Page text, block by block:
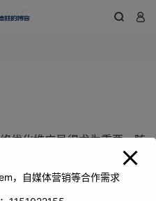
 
优化推广显得尤为重要。随
类机构都期望通过有效的网
更广泛区域的影响力和竞争
力的城市，拥有众多优秀的
，自媒体营销等合作需求